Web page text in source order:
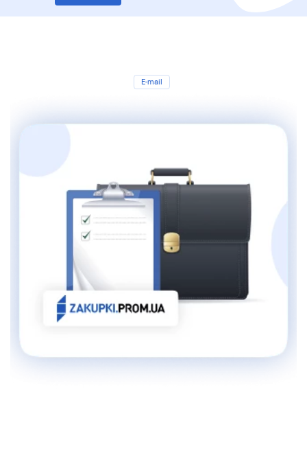
E-mail